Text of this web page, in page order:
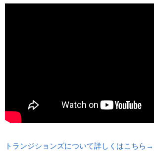
トランジションズについて詳しくはこちら→